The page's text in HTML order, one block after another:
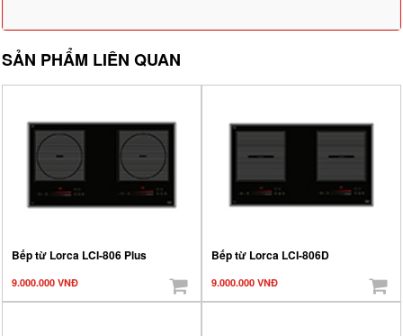
SẢN PHẨM LIÊN QUAN
Bếp từ Lorca LCI-806 Plus
9.000.000 VNĐ
Bếp từ Lorca LCI-806D
9.000.000 VNĐ